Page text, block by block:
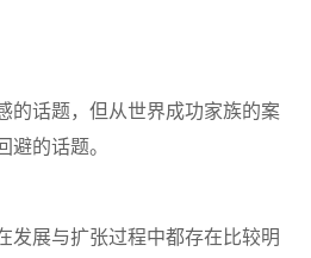
的话题，但从世界成功家族的案
的话题。
发展与扩张过程中都存在比较明